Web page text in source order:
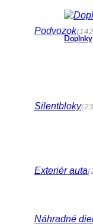
Doplnky
Podvozok
Silentbloky
Exteriér auta
Náhradné